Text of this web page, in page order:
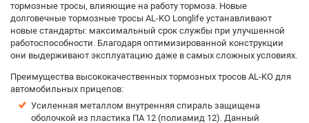
тормозные тросы, влияющие на работу тормоза. Новые
долговечные тормозные тросы AL-KO Longlife устанавливают
новые стандарты: максимальный срок службы при улучшенной
работоспособности. Благодаря оптимизированной конструкции
они выдерживают эксплуатацию даже в самых сложных условиях.
Преимущества высококачественных тормозных тросов AL-KO для
автомобильных прицепов:
Усиленная металлом внутренняя спираль защищена
оболочкой из пластика ПА 12 (полиамид 12). Данный